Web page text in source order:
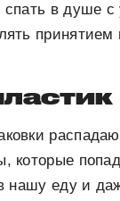
спать в душе с
принятием
которые
нашу еду и